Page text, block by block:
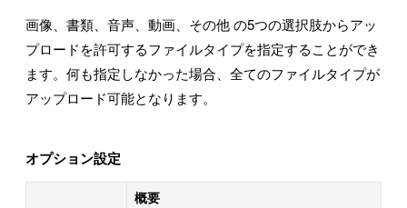
画像、書類、音声、動画、その他 の5つの選択肢からアッ
プロードを許可するファイルタイプを指定することができ
ます。何も指定しなかった場合、全てのファイルタイプが
アップロード可能となります。
オプション設定
概要